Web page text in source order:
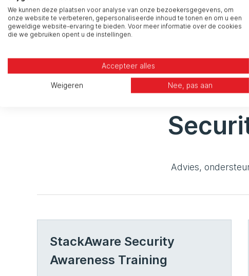
Test beveiliging van de organisatie via
realistische, gesimuleerde
Advies,
StackAware Security
Awareness Training
We kunnen deze plaatsen voor analyse van onze bezoekersgegevens, om
onze website te verbeteren, gepersonaliseerde inhoud te tonen en om u een
geweldige website-ervaring te bieden. Voor meer informatie over de cookies
die we gebruiken opent u de instellingen.
Accepteer alles
Weigeren Nee, pas aan